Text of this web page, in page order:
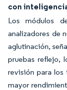
con
Los módulos
analizadores de
aglutinación,
pruebas reflejo,
revisión para los
mayor